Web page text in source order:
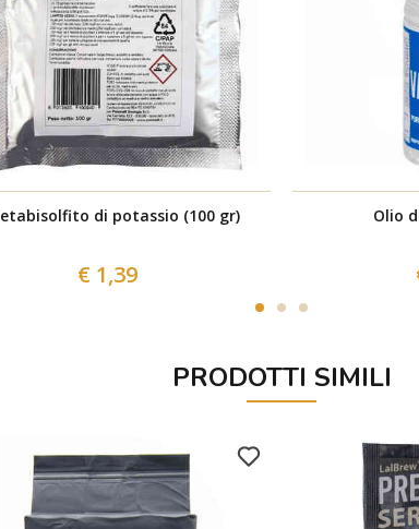
di potassio (100 gr)
€ 1,39
Olio
PRODOTTI SIMILI